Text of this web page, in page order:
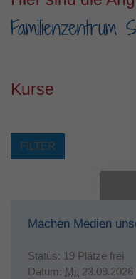
Familienzentrum
Kurse
FILTER
Machen Medien
Status: 19 Plätze frei
Datum: Mi. 23.09.2026
Laufzeit 1 Jahr